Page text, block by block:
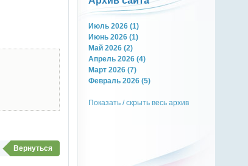
Вернуться
Июль 2026 (1)
Июнь 2026 (1)
Май 2026 (2)
Апрель 2026 (4)
Март 2026 (7)
Февраль 2026 (5)
Показать / скрыть весь архив